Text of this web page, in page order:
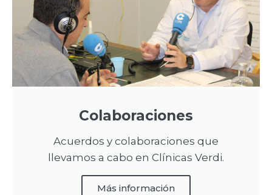
Colaboraciones
Acuerdos y colaboraciones que
llevamos a cabo en Clínicas Verdi.
Más información